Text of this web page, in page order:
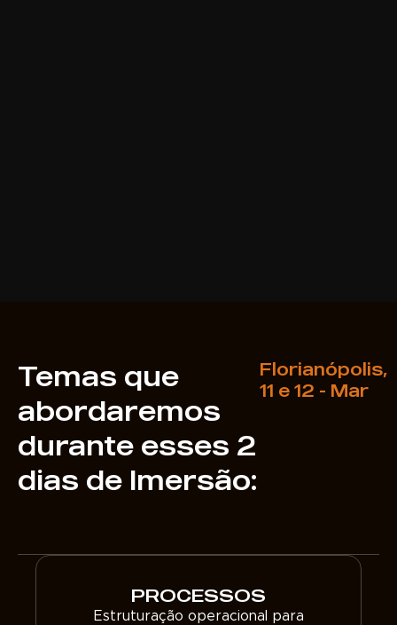
Temas que
abordaremos
durante esses 2
dias de Imersão:
Florianópolis,
11 e 12 - Mar
PROCESSOS
Estruturação operacional para